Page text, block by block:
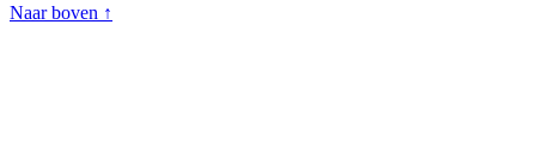
Naar boven ↑